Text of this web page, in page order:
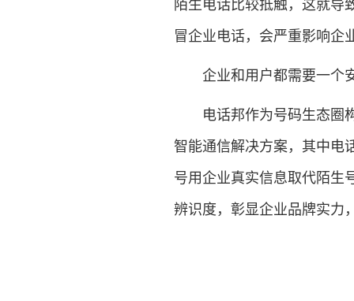
陌生电话比较抵触，这就导
冒企业电话，会严重影响企
企业和用户都需要一个
电话邦作为号码生态圈构
智能通信解决方案，其中电
号用企业真实信息取代陌生
辨识度，彰显企业品牌实力